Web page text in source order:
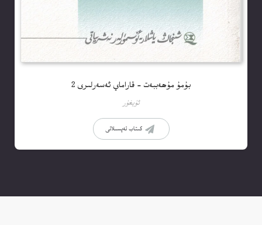
بۇمۇ مۇھەببەت – قاراماي ئەسەرلىرى 2
ئۇيغۇر
كىتاب تەپسىلاتى